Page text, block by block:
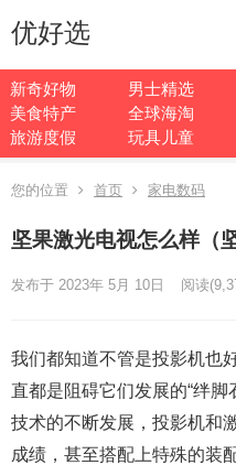
优好选
新奇好物 男士精选
美食特产
全球海淘
旅游度假
玩具儿童
您的位置 首页 家电数码
坚果激光电视怎么样（
发布于 2023年 5月 10日 阅读
我们都知道不管是投影机也
直都是阻碍它们发展的“绊
技术的不断发展，投影机和
成绩，甚至搭配上特殊的装